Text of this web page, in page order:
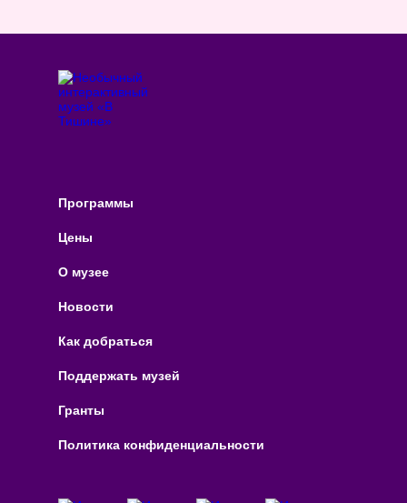
Программы
Цены
О музее
Новости
Как добраться
Поддержать музей
Гранты
Политика конфиденциальности